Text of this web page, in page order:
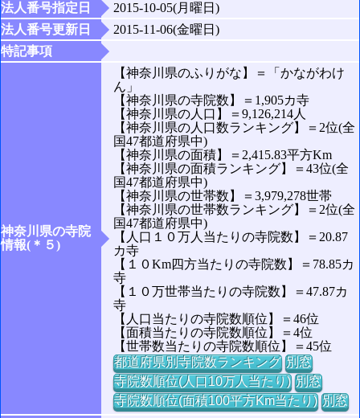
法人番号指定日
2015-10-05(月曜日)
法人番号更新日
2015-11-06(金曜日)
特記事項
神奈川県の寺院
情報(＊５)
【神奈川県のふりがな】＝「かながわけ
ん」
【神奈川県の寺院数】＝1,905カ寺
【神奈川県の人口】＝9,126,214人
【神奈川県の人口数ランキング】＝2位(全
国47都道府県中)
【神奈川県の面積】＝2,415.83平方Km
【神奈川県の面積ランキング】＝43位(全
国47都道府県中)
【神奈川県の世帯数】＝3,979,278世帯
【神奈川県の世帯数ランキング】＝2位(全
国47都道府県中)
【人口１０万人当たりの寺院数】＝20.87
カ寺
【１０Km四方当たりの寺院数】＝78.85カ
寺
【１０万世帯当たりの寺院数】＝47.87カ
寺
【人口当たりの寺院数順位】＝46位
【面積当たりの寺院数順位】＝4位
【世帯数当たりの寺院数順位】＝45位
都道府県別寺院数ランキング 別窓
寺院数順位(人口10万人当たり) 別窓
寺院数順位(面積100平方Km当たり) 別窓